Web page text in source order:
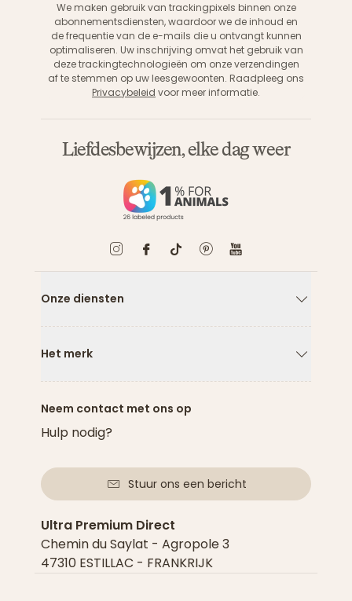
We maken gebruik van trackingpixels binnen onze
abonnementsdiensten, waardoor we de inhoud en
de frequentie van de e-mails die u ontvangt kunnen
optimaliseren. Uw inschrijving omvat het gebruik van
deze trackingtechnologieën om onze verzendingen
af te stemmen op uw leesgewoonten. Raadpleeg ons
Privacybeleid voor meer informatie.
Liefdesbewijzen, elke dag weer
Onze diensten
Het merk
Neem contact met ons op
Hulp nodig?
Stuur ons een bericht
Ultra Premium Direct
Chemin du Saylat - Agropole 3
47310 ESTILLAC - FRANKRIJK